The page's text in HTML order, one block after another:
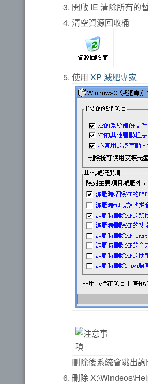
開啟 IE 清除所有的
清空資源回收桶
使用 XP 減肥專家
刪除後系統會跳出
刪除